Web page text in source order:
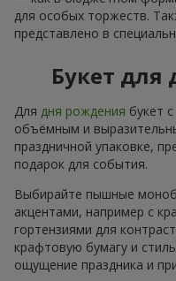
для особых торжеств.
представлено в
Букет для
Для дня рождения букет
объёмным и
праздничной упаковке,
подарок для события.
Выбирайте пышные
акцентами, например с
гортензиями для
крафтовую бумагу и
ощущение праздника и